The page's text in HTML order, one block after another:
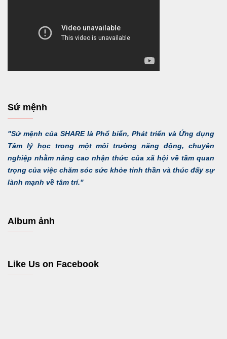
Sứ mệnh
"Sứ mệnh của SHARE là Phổ biến, Phát triển và Ứng dụng
Tâm lý học trong một môi trường năng động, chuyên
nghiệp nhằm nâng cao nhận thức của xã hội về tầm quan
trọng của việc chăm sóc sức khỏe tinh thần và thúc đẩy sự
lành mạnh về tâm trí."
Album ảnh
Like Us on Facebook